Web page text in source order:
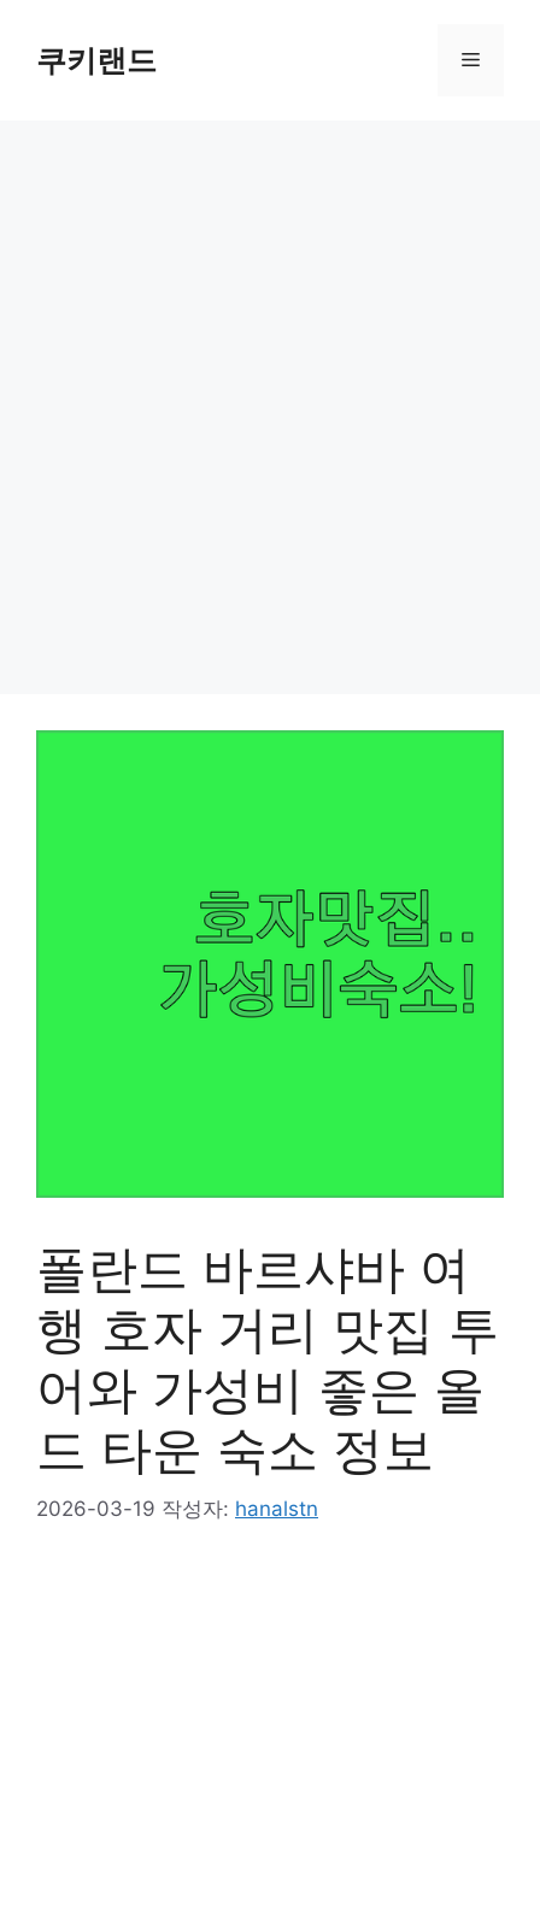
쿠키랜드 메
폴란드 바르샤바 여
행 호자 거리 맛집 투
어와 가성비 좋은 올
드 타운 숙소 정보
2026-03-19 작성자: hanalstn